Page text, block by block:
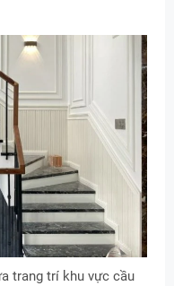
trang trí khu vực cầu